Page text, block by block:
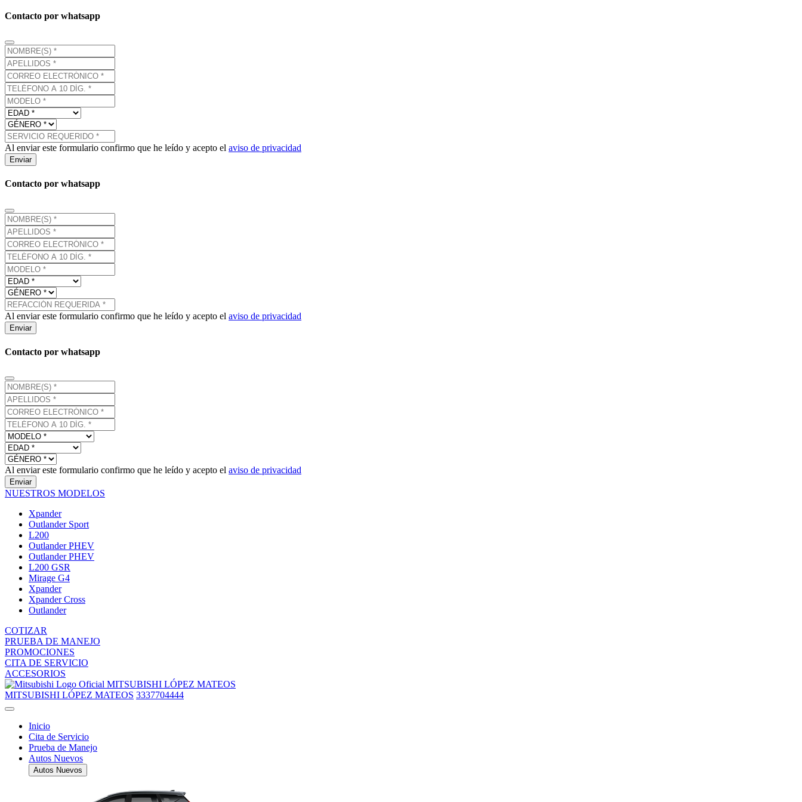
Contacto por whatsapp
Al enviar este formulario confirmo que he leído y acepto el aviso de privacidad
Enviar
Contacto por whatsapp
Al enviar este formulario confirmo que he leído y acepto el aviso de privacidad
Enviar
Contacto por whatsapp
Al enviar este formulario confirmo que he leído y acepto el aviso de privacidad
Enviar
NUESTROS MODELOS
Xpander
Outlander Sport
L200
Outlander PHEV
Outlander PHEV
L200 GSR
Mirage G4
Xpander
Xpander Cross
Outlander
COTIZAR
PRUEBA DE MANEJO
PROMOCIONES
CITA DE SERVICIO
ACCESORIOS
MITSUBISHI LÓPEZ MATEOS
MITSUBISHI LÓPEZ MATEOS 3337704444
Inicio
Cita de Servicio
Prueba de Manejo
Autos Nuevos
Autos Nuevos